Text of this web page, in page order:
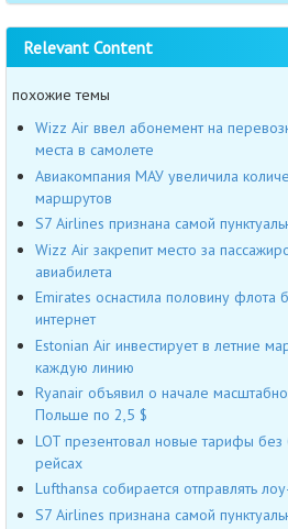
Relevant Content
похожие темы
Wizz Air ввел абонемент на
места в самолете
Авиакомпания МАУ увеличила
маршрутов
S7 Airlines признана самой
Wizz Air закрепит место за
авиабилета
Emirates оснастила половину
интернет
Estonian Air инвестирует в летние
каждую линию
Ryanair объявил о начале
Польше по 2,5 $
LOT презентовал новые тарифы без
рейсах
Lufthansa собирается отправлять
S7 Airlines признана самой